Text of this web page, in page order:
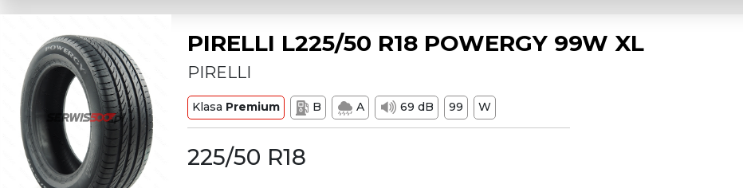
PIRELLI L225/50 R18 POWERGY 99W XL
PIRELLI
Klasa Premium B A 69 dB 99 W
225/50 R18